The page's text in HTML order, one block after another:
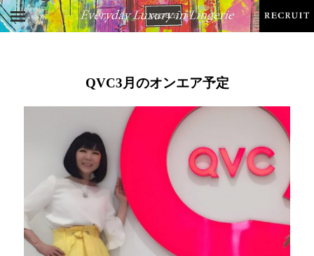
QVC3月のオンエア予定